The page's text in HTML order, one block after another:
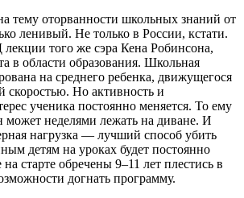
тему оторванности школьных знаний от
ленивый. Не только в России, кстати.
того же сэра Кена Робинсона,
в области образования. Школьная
на среднего ребенка, движущегося
скоростью. Но активность и
ученика постоянно меняется. То ему
может неделями лежать на диване. И
нагрузка — лучший способ убить
детям на уроках будет постоянно
старте обречены 9–11 лет плестись в
догнать программу.